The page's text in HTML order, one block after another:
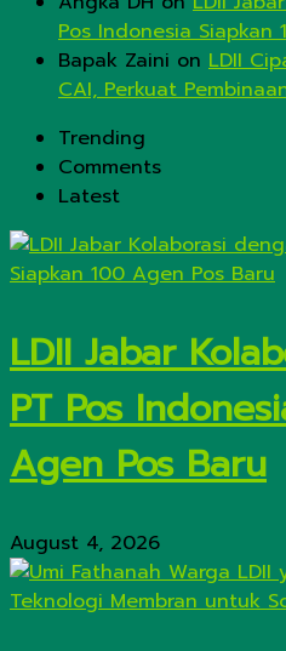
Pos Indonesia Siapkan
Bapak Zaini on LDII
CAI, Perkuat
Trending
Comments
Latest
LDII Jabar
PT Pos
Agen Pos Baru
August 4, 2026